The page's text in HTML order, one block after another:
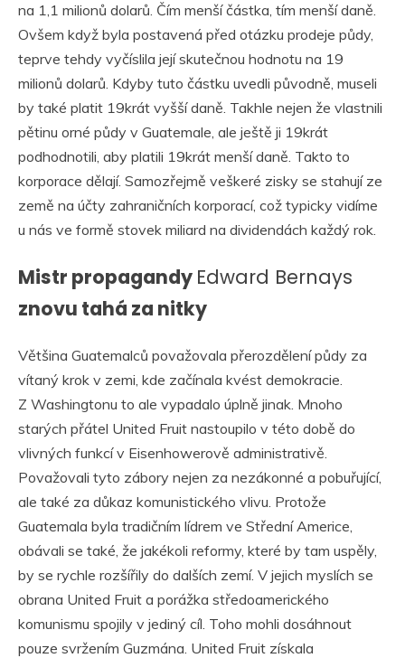
na 1,1 milionů dolarů. Čím menší částka, tím menší daně.
Ovšem když byla postavená před otázku prodeje půdy,
teprve tehdy vyčíslila její skutečnou hodnotu na 19
milionů dolarů. Kdyby tuto částku uvedli původně, museli
by také platit 19krát vyšší daně. Takhle nejen že vlastnili
pětinu orné půdy v Guatemale, ale ještě ji 19krát
podhodnotili, aby platili 19krát menší daně. Takto to
korporace dělají. Samozřejmě veškeré zisky se stahují ze
země na účty zahraničních korporací, což typicky vidíme
u nás ve formě stovek miliard na dividendách každý rok.
Mistr propagandy Edward Bernays
znovu tahá za nitky
Většina Guatemalců považovala přerozdělení půdy za
vítaný krok v zemi, kde začínala kvést demokracie.
Z Washingtonu to ale vypadalo úplně jinak. Mnoho
starých přátel United Fruit nastoupilo v této době do
vlivných funkcí v Eisenhowerově administrativě.
Považovali tyto zábory nejen za nezákonné a pobuřující,
ale také za důkaz komunistického vlivu. Protože
Guatemala byla tradičním lídrem ve Střední Americe,
obávali se také, že jakékoli reformy, které by tam uspěly,
by se rychle rozšířily do dalších zemí. V jejich myslích se
obrana United Fruit a porážka středoamerického
komunismu spojily v jediný cíl. Toho mohli dosáhnout
pouze svržením Guzmána. United Fruit získala